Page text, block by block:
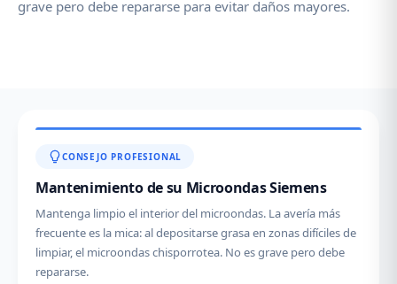
grave pero debe repararse para evitar daños mayores.
CONSEJO PROFESIONAL
Mantenimiento de su Microondas Siemens
Mantenga limpio el interior del microondas. La avería más
frecuente es la mica: al depositarse grasa en zonas difíciles de
limpiar, el microondas chisporrotea. No es grave pero debe
repararse.